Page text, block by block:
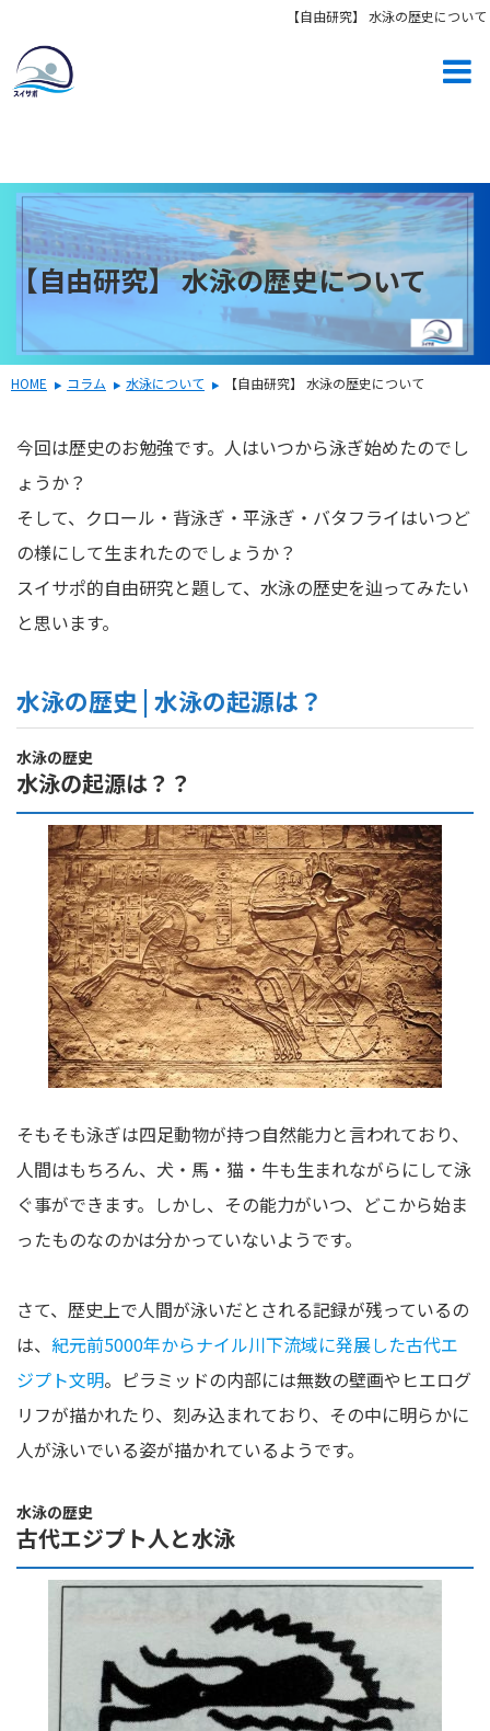
【自由研究】 水泳の歴史について
【自由研究】 水泳の歴史について
HOME コラム 水泳について 【自由研究】 水泳の歴史について
今回は歴史のお勉強です。人はいつから泳ぎ始めたのでし
ょうか？
そして、クロール・背泳ぎ・平泳ぎ・バタフライはいつど
の様にして生まれたのでしょうか？
スイサポ的自由研究と題して、水泳の歴史を辿ってみたい
と思います。
水泳の歴史 | 水泳の起源は？
水泳の歴史
水泳の起源は？？
そもそも泳ぎは四足動物が持つ自然能力と言われており、
人間はもちろん、犬・馬・猫・牛も生まれながらにして泳
ぐ事ができます。しかし、その能力がいつ、どこから始ま
ったものなのかは分かっていないようです。
さて、歴史上で人間が泳いだとされる記録が残っているの
は、 紀元前5000年からナイル川下流域に発展した古代エ
ジプト文明。ピラミッドの内部には無数の壁画やヒエログ
リフが描かれたり、刻み込まれており、その中に明らかに
人が泳いでいる姿が描かれているようです。
水泳の歴史
古代エジプト人と水泳